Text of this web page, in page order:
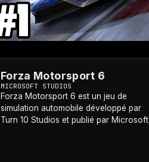
Forza Motorsport 6
MICROSOFT STUDIOS
Forza Motorsport 6 est un jeu de
simulation automobile développé par
Turn 10 Studios et publié par Microsoft